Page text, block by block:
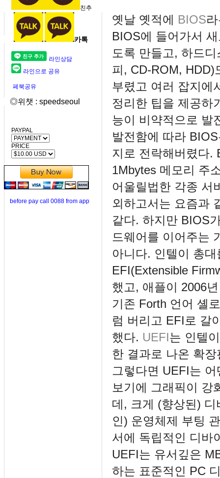
친추
카톡
라인상담
라인으로 공유
페북공유
◎위챗 : speedseoul
PAYPAL
PRICE
before pay call 0088 from app
옛날 옛적에 BIOS
BIOS에 들어가서
도록 만들고, 하드
피, CD-ROM,
부렸고 여러 잡지에
정리한 팁을 제공하
능이 비약적으로 발
발전함에 따라
지로 전락해버렸다.
1Mbytes 메모리 주
어울릴법한 각종 서
외하고서는 요즘과
같다. 하지만 BIOS
드웨어를 이어주는
아니다. 인텔이 총
EFI(Extensible
했고, 애플이 2006
기존 Forth 언어 셸
럼 버리고 EFI로 갈
했다. UEFI는 인텔
한 결과로 나온 확장
그렇다면 UEFI는
보기에 그래픽이 강
데, 크게 (향상된)
인) 운영체제 부팅
서에 독립적인 디바
UEFI는 유서깊은
하는 표준적인 PC